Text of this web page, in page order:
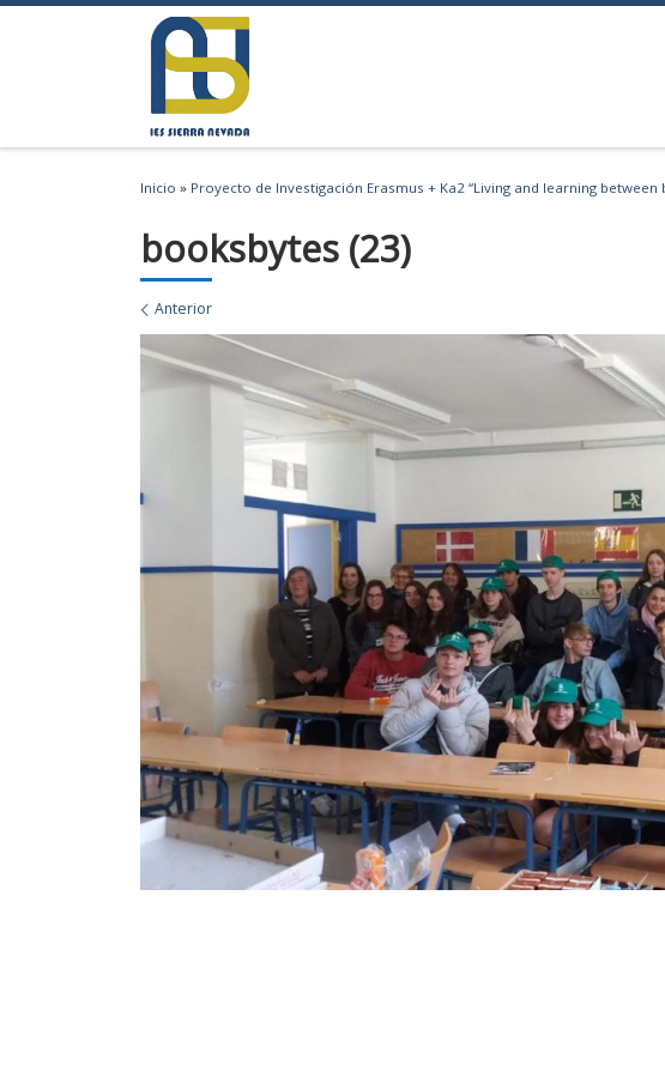
Saltar al contenido
Inicio » Proyecto de Investigación Erasmus + Ka2 “Living and learning between
booksbytes (23)
Navegación de imágenes
Anterior